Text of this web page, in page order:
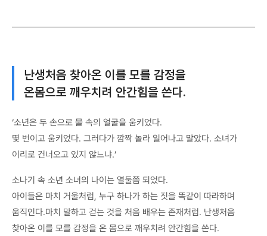
난생처음 찾아온 이를 모를 감정을
온몸으로 깨우치려 안간힘을 쓴다.
‘소년은 두 손으로 물 속의 얼굴을 움키었다.
몇 번이고 움키었다. 그러다가 깜짝 놀라 일어나고 말았다. 소녀가
이리로 건너오고 있지 않느냐.’
소나기 속 소년 소녀의 나이는 열둘쯤 되었다.
아이들은 마치 거울처럼, 누구 하나가 하는 짓을 똑같이 따라하며
움직인다.마치 말하고 걷는 것을 처음 배우는 존재처럼. 난생처음
찾아온 이를 모를 감정을 온 몸으로 깨우치려 안간힘을 쓴다.